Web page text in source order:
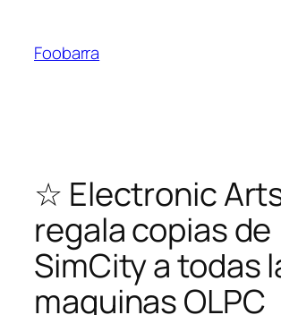
contenido
Foobarra
☆ Electronic
regala copias de
SimCity a todas
maquinas OLPC